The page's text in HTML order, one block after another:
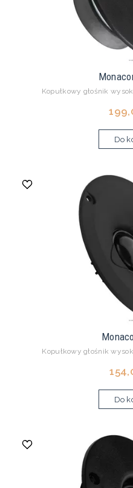
Kopułkowy głośnik
Do
Kopułkowy głośnik
Do